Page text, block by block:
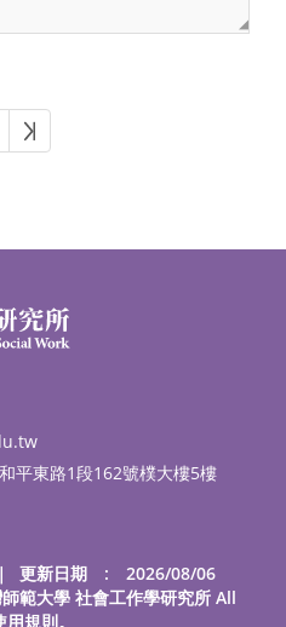
一頁最後頁
平東路1段162號樸大樓5樓
｜
更新日期 : 2026/08/06
範大學 社會工作學研究所 All
用規則。